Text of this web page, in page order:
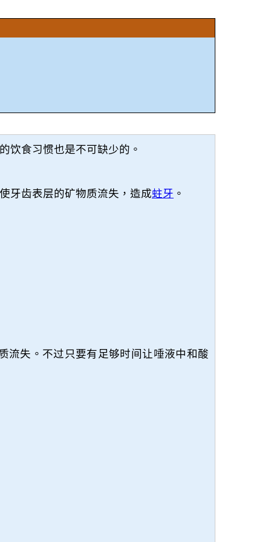
饮食习惯也是不可缺少的。
牙齿表层的矿物质流失，造成蛀牙 。
流失。不过只要有足够时间让唾液中和酸